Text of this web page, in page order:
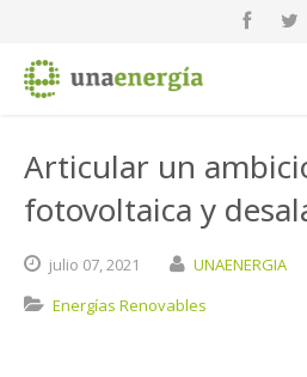
Articular un
fotovoltaica y
julio 07,2021
UNAENERGIA
Energías Renovables